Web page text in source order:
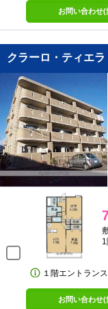
お問い合わせ(
クラーロ・ティエラ
１階エントラン
お問い合わせ(